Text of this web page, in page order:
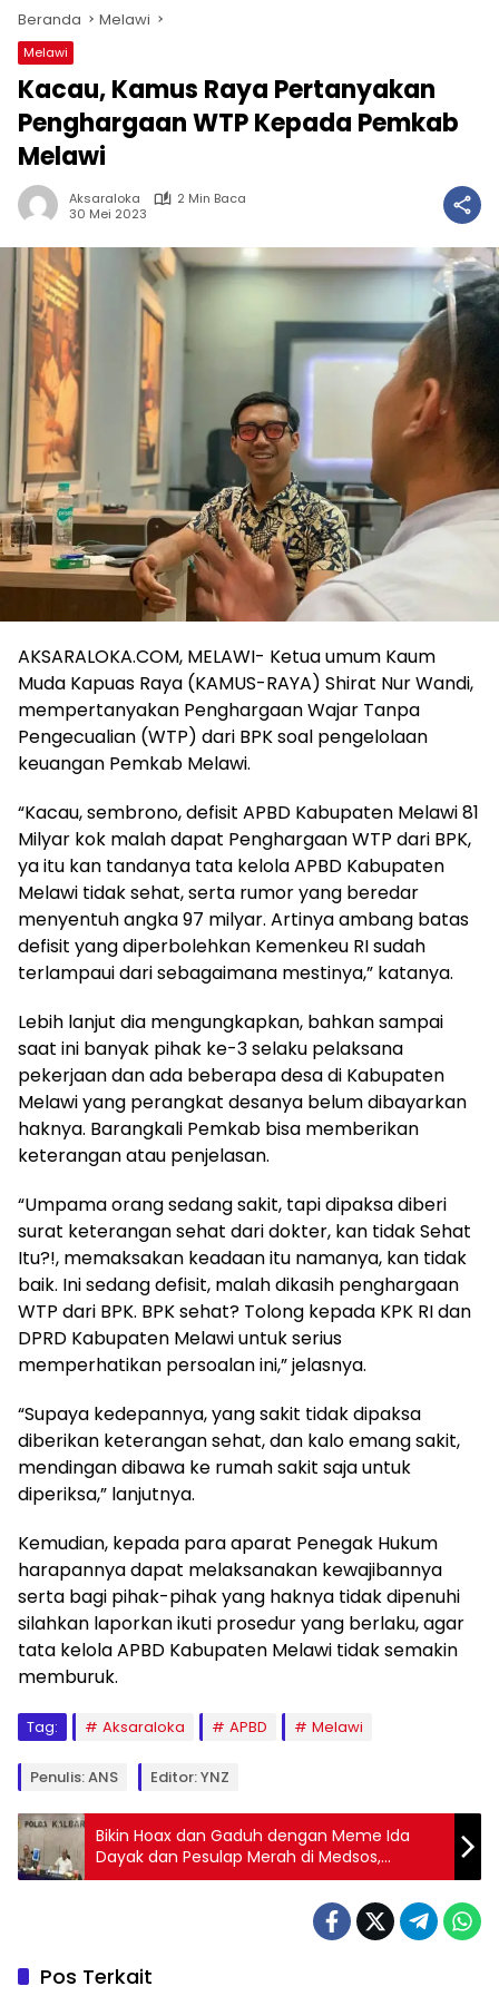
Beranda Melawi
Melawi
Kacau, Kamus Raya Pertanyakan
Penghargaan WTP Kepada Pemkab
Melawi
Aksaraloka
2 Min Baca
30 Mei 2023
AKSARALOKA.COM, MELAWI- Ketua umum Kaum
Muda Kapuas Raya (KAMUS-RAYA) Shirat Nur Wandi,
mempertanyakan Penghargaan Wajar Tanpa
Pengecualian (WTP) dari BPK soal pengelolaan
keuangan Pemkab Melawi.
“Kacau, sembrono, defisit APBD Kabupaten Melawi 81
Milyar kok malah dapat Penghargaan WTP dari BPK,
ya itu kan tandanya tata kelola APBD Kabupaten
Melawi tidak sehat, serta rumor yang beredar
menyentuh angka 97 milyar. Artinya ambang batas
defisit yang diperbolehkan Kemenkeu RI sudah
terlampaui dari sebagaimana mestinya,” katanya.
Lebih lanjut dia mengungkapkan, bahkan sampai
saat ini banyak pihak ke-3 selaku pelaksana
pekerjaan dan ada beberapa desa di Kabupaten
Melawi yang perangkat desanya belum dibayarkan
haknya. Barangkali Pemkab bisa memberikan
keterangan atau penjelasan.
“Umpama orang sedang sakit, tapi dipaksa diberi
surat keterangan sehat dari dokter, kan tidak Sehat
Itu?!, memaksakan keadaan itu namanya, kan tidak
baik. Ini sedang defisit, malah dikasih penghargaan
WTP dari BPK. BPK sehat? Tolong kepada KPK RI dan
DPRD Kabupaten Melawi untuk serius
memperhatikan persoalan ini,” jelasnya.
“Supaya kedepannya, yang sakit tidak dipaksa
diberikan keterangan sehat, dan kalo emang sakit,
mendingan dibawa ke rumah sakit saja untuk
diperiksa,” lanjutnya.
Kemudian, kepada para aparat Penegak Hukum
harapannya dapat melaksanakan kewajibannya
serta bagi pihak-pihak yang haknya tidak dipenuhi
silahkan laporkan ikuti prosedur yang berlaku, agar
tata kelola APBD Kabupaten Melawi tidak semakin
memburuk.
Tag: Aksaraloka APBD Melawi
Penulis: ANS Editor: YNZ
Bikin Hoax dan Gaduh dengan Meme Ida
Dayak dan Pesulap Merah di Medsos,
Narapidana di Rutan Sambas Ditangkap
Pos Terkait